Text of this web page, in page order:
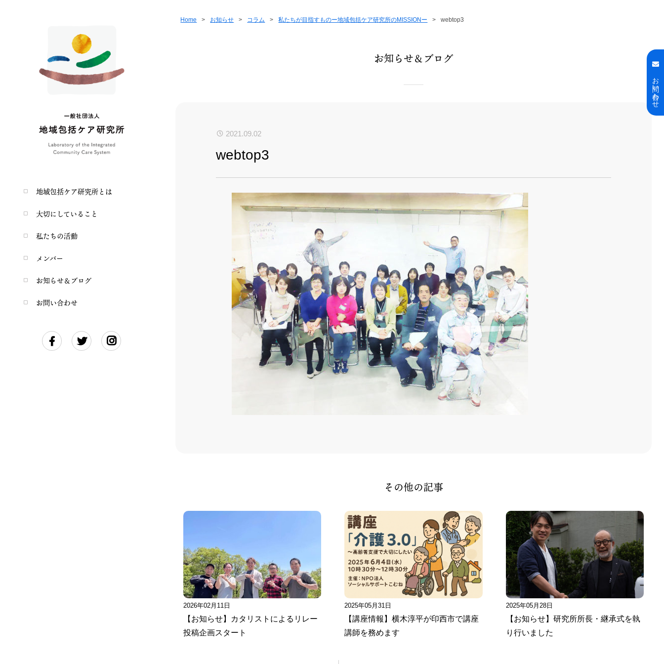
地域包括ケア研究所とは
大切にしていること
私たちの活動
メンバー
お知らせ＆ブログ
お問い合わせ
Home > お知らせ > コラム > 私たちが目指すものー地域包括ケア研究所のMISSIONー > webtop3
お知らせ＆ブログ
2021.09.02
webtop3
その他の記事
2026年02月11日
【お知らせ】カタリストによるリレー
投稿企画スタート
2025年05月31日
【講座情報】横木淳平が印西市で講座
講師を務めます
2025年05月28日
【お知らせ】研究所所長・継承式を執
り行いました
お問い合わせ